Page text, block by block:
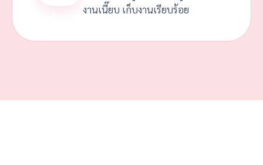
งานเนี๊ยบ เก็บงานเรียบร้อย